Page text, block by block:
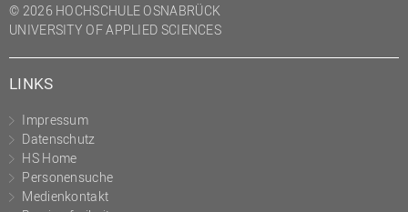
© 2026 HOCHSCHULE OSNABRÜCK
UNIVERSITY OF APPLIED SCIENCES
LINKS
Impressum
Datenschutz
HS Home
Personensuche
Medienkontakt